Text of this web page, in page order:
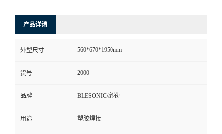
产品详请
外型尺寸 560*670*1950mm
货号 2000
品牌 BLESONIC/必勒
用途 塑胶焊接